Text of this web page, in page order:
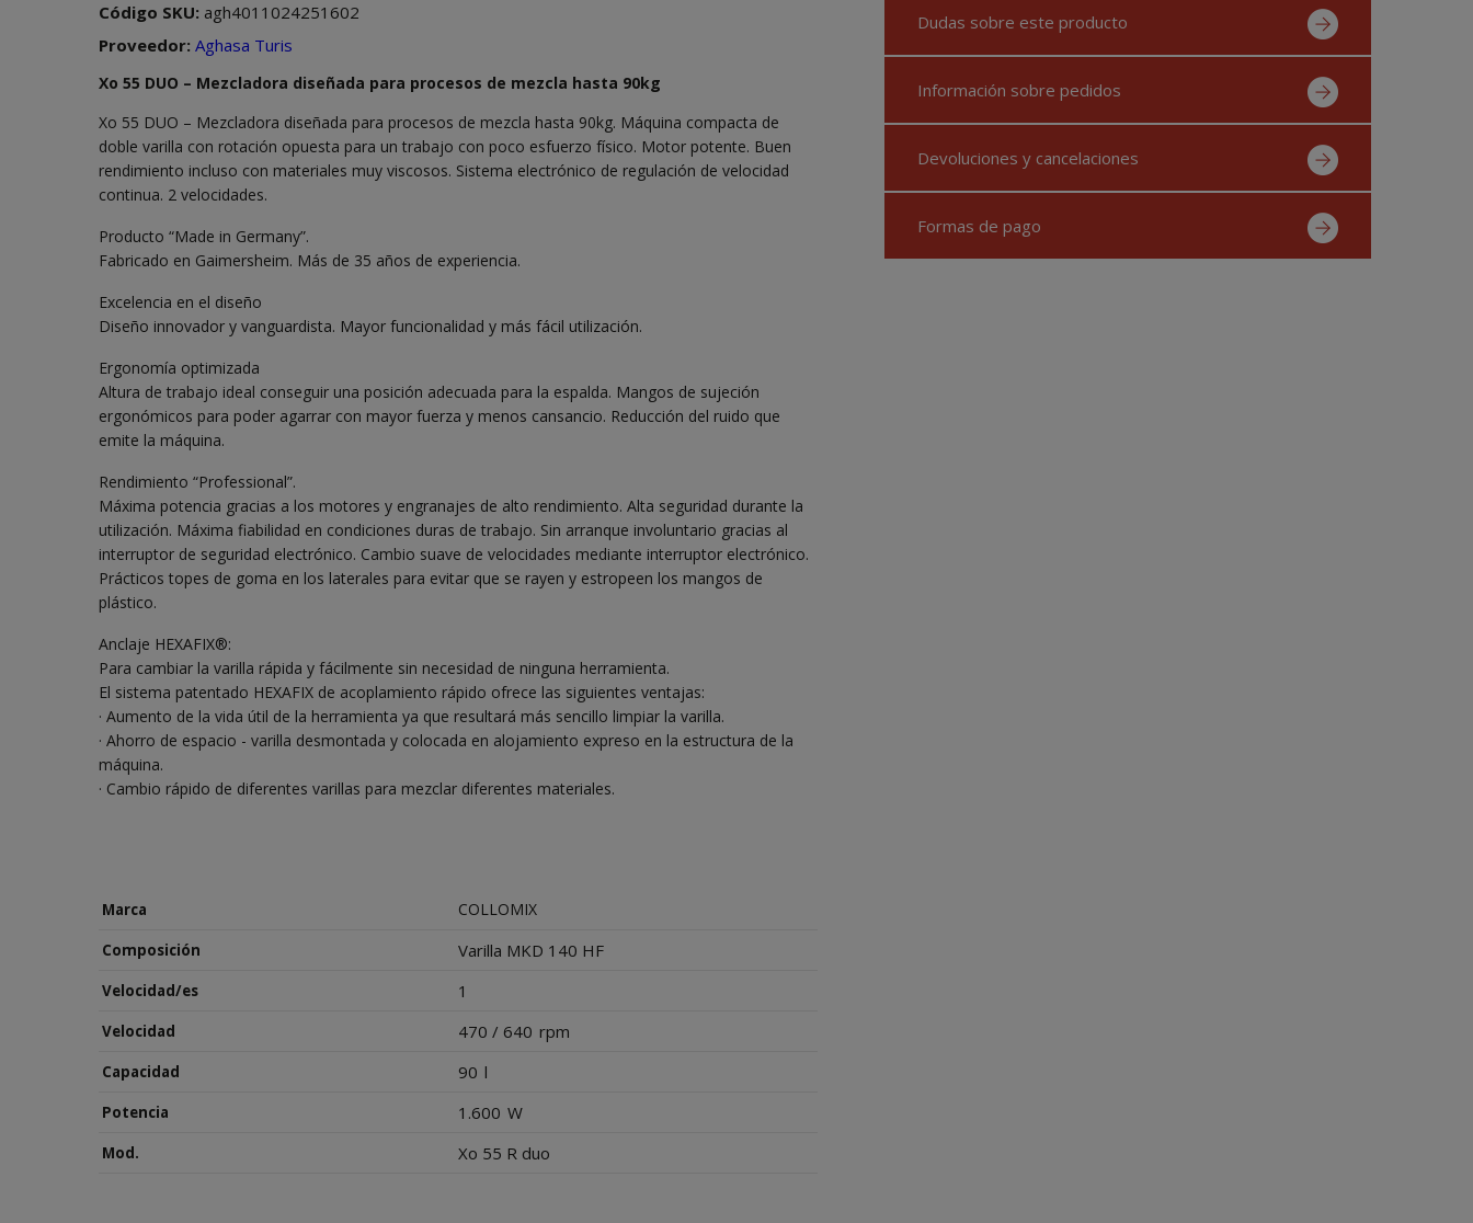
Código SKU: agh4011024251602
Proveedor: Aghasa Turis
Xo 55 DUO – Mezcladora diseñada para procesos de mezcla hasta 90kg
Xo 55 DUO – Mezcladora diseñada para procesos de mezcla hasta 90kg. Máquina compacta de
doble varilla con rotación opuesta para un trabajo con poco esfuerzo físico. Motor potente. Buen
rendimiento incluso con materiales muy viscosos. Sistema electrónico de regulación de velocidad
continua. 2 velocidades.
Producto “Made in Germany”.
Fabricado en Gaimersheim. Más de 35 años de experiencia.
Excelencia en el diseño
Diseño innovador y vanguardista. Mayor funcionalidad y más fácil utilización.
Ergonomía optimizada
Altura de trabajo ideal conseguir una posición adecuada para la espalda. Mangos de sujeción
ergonómicos para poder agarrar con mayor fuerza y menos cansancio. Reducción del ruido que
emite la máquina.
Rendimiento “Professional”.
Máxima potencia gracias a los motores y engranajes de alto rendimiento. Alta seguridad durante la
utilización. Máxima fiabilidad en condiciones duras de trabajo. Sin arranque involuntario gracias al
interruptor de seguridad electrónico. Cambio suave de velocidades mediante interruptor electrónico.
Prácticos topes de goma en los laterales para evitar que se rayen y estropeen los mangos de
plástico.
Anclaje HEXAFIX®:
Para cambiar la varilla rápida y fácilmente sin necesidad de ninguna herramienta.
El sistema patentado HEXAFIX de acoplamiento rápido ofrece las siguientes ventajas:
· Aumento de la vida útil de la herramienta ya que resultará más sencillo limpiar la varilla.
· Ahorro de espacio - varilla desmontada y colocada en alojamiento expreso en la estructura de la
máquina.
· Cambio rápido de diferentes varillas para mezclar diferentes materiales.
Marca COLLOMIX
Composición Varilla MKD 140 HF
Velocidad/es 1
Velocidad 470 / 640 rpm
Capacidad 90 l
Potencia 1.600 W
Mod. Xo 55 R duo
Dudas sobre este producto
Información sobre pedidos
Devoluciones y cancelaciones
Formas de pago